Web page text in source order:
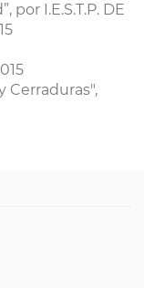
por I.E.S.T.P. DE
Cerraduras",